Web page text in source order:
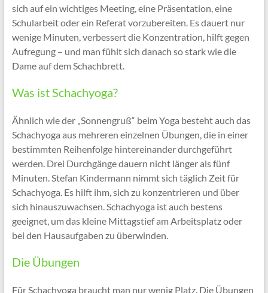
sich auf ein wichtiges Meeting, eine Präsentation, eine
Schularbeit oder ein Referat vorzubereiten. Es dauert nur
wenige Minuten, verbessert die Konzentration, hilft gegen
Aufregung – und man fühlt sich danach so stark wie die
Dame auf dem Schachbrett.
Was ist Schachyoga?
Ähnlich wie der „Sonnengruß“ beim Yoga besteht auch das
Schachyoga aus mehreren einzelnen Übungen, die in einer
bestimmten Reihenfolge hintereinander durchgeführt
werden. Drei Durchgänge dauern nicht länger als fünf
Minuten. Stefan Kindermann nimmt sich täglich Zeit für
Schachyoga. Es hilft ihm, sich zu konzentrieren und über
sich hinauszuwachsen. Schachyoga ist auch bestens
geeignet, um das kleine Mittagstief am Arbeitsplatz oder
bei den Hausaufgaben zu überwinden.
Die Übungen
Für Schachyoga braucht man nur wenig Platz. Die Übungen